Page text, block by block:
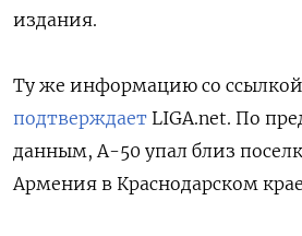
издания.
Ту же информацию со
подтверждает LIGA.net. По
данным, А-50 упал близ
Армения в Краснодарском